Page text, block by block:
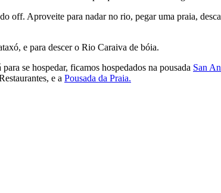
off. Aproveite para nadar no rio, pegar uma praia,
e para descer o Rio Caraiva de bóia.
se hospedar, ficamos hospedados na pousada San
e a Pousada da Praia.